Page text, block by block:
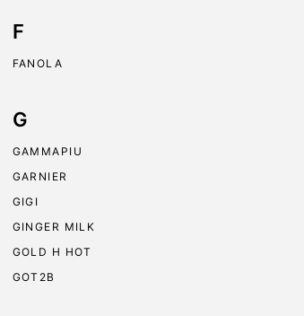
F
FANOLA
G
GAMMAPIU
GARNIER
GIGI
GINGER MILK
GOLD H HOT
GOT2B